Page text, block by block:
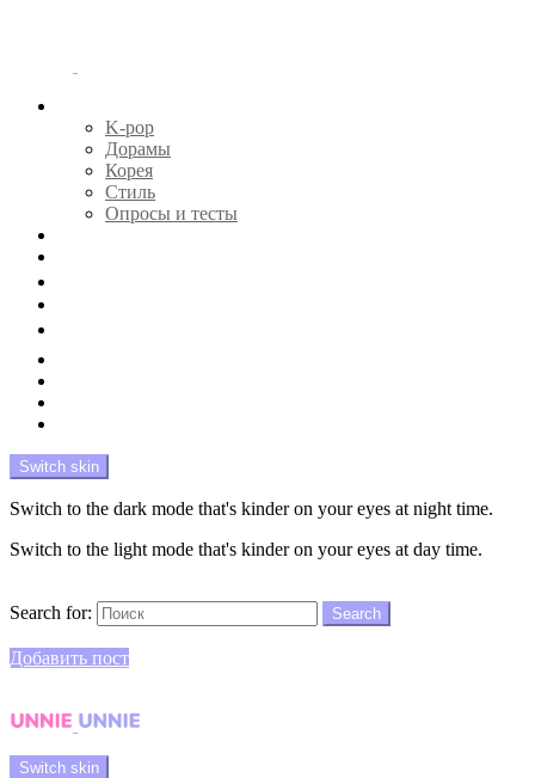
K-pop
Дорамы
Корея
Стиль
Опросы и тесты
Switch skin
Switch to the dark mode that's kinder on your eyes at night time.
Switch to the light mode that's kinder on your eyes at day time.
Search for:
Search
Добавить пост
Switch skin